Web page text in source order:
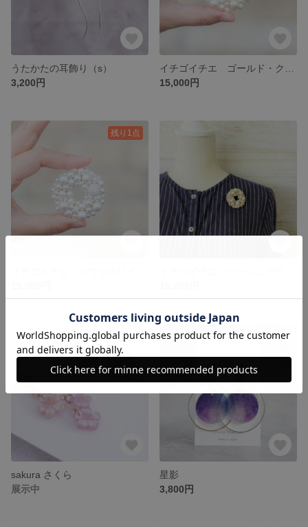
うたかたの耳飾り（s）
3,200円
15,000円
残り1点
sakura さくら
展示中
星影
3,800円